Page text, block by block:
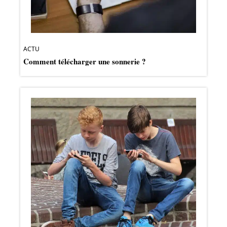
ACTU
Comment télécharger une sonnerie ?